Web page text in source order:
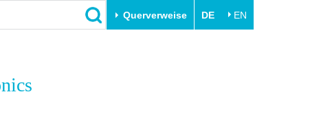
Querverweise DE EN
Transfer